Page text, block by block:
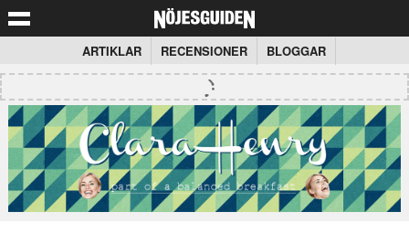
ARTIKLAR RECENSIONER BLOGGAR